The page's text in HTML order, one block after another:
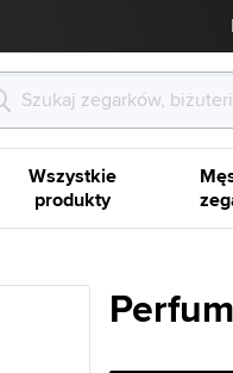
Wszystkie
produkty